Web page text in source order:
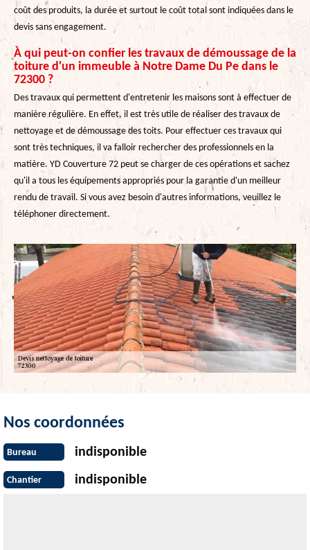
coût des produits, la durée et surtout le coût total sont indiquées dans le
devis sans engagement.
À qui peut-on confier les travaux de démoussage de la
toiture d'un immeuble à Notre Dame Du Pe dans le
72300 ?
Des travaux qui permettent d'entretenir les maisons sont à effectuer de
manière régulière. En effet, il est très utile de réaliser des travaux de
nettoyage et de démoussage des toits. Pour effectuer ces travaux qui
sont très techniques, il va falloir rechercher des professionnels en la
matière. YD Couverture 72 peut se charger de ces opérations et sachez
qu'il a tous les équipements appropriés pour la garantie d'un meilleur
rendu de travail. Si vous avez besoin d'autres informations, veuillez le
téléphoner directement.
Nos coordonnées
Bureau indisponible
Chantier indisponible